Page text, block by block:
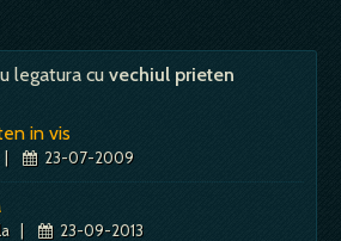
acest simbol:
esti deja tulbure din punct de
iar visul vine…
simbol: Dictionar de vise ~ Prietenie, prieten
legatura cu vechiul prieten
in vis
| 23-07-2009
| 23-09-2013